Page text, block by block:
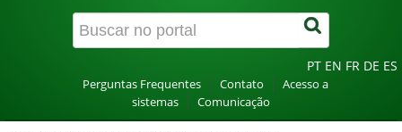
Canais
PT EN FR DE ES
Perguntas Frequentes Contato
Acesso a
sistemas
Comunicação